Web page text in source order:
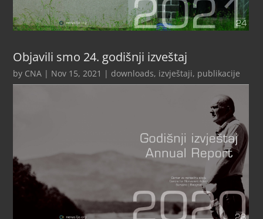
Objavili smo 24. godišnji izveštaj
by CNA | Nov 15, 2021 | downloads, izvještaji, publikacije